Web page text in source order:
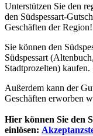
Unterstützen Sie den
den Südspessart-
Geschäften der Region!
Sie können den
Südspessart
Stadtprozelten) kaufen.
Außerdem kann der
Geschäften erworben
Hier können Sie den
einlösen: